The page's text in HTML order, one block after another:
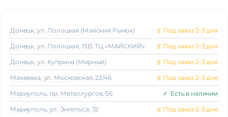
Донецк, ул. Полоцкая (Майский Рынок) ⧖ Под заказ 2-3 дня
Донецк, ул. Полоцкая, 13В, ТЦ «МАЙСКИЙ» ⧖ Под заказ 2-3 дня
Донецк, ул. Куприна (Мирный) ⧖ Под заказ 2-3 дня
Макеeвка, ул. Московская, 22/46 ⧖ Под заказ 2-3 дня
Мариуполь, пр. Металлургов, 56 ✓ Есть в наличии
Мариуполь, ул. Энгельса, 32 ⧖ Под заказ 2-3 дня